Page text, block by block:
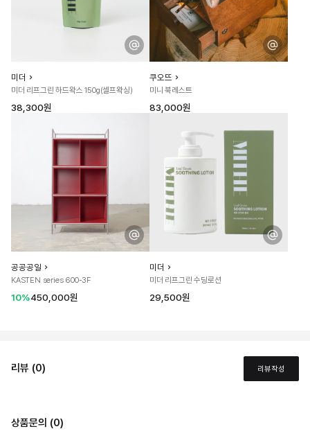
미더
미더 리프그린 하드왁스 150g(셀프왁싱)
38,300원
쿠오뜨
미니 북레스트
83,000원
공공공일
KASTEN series 600-3F
10%450,000원
미더
미더 리프그린 수딩로션
29,500원
리뷰 (0) 리뷰작성
상품문의 (0)